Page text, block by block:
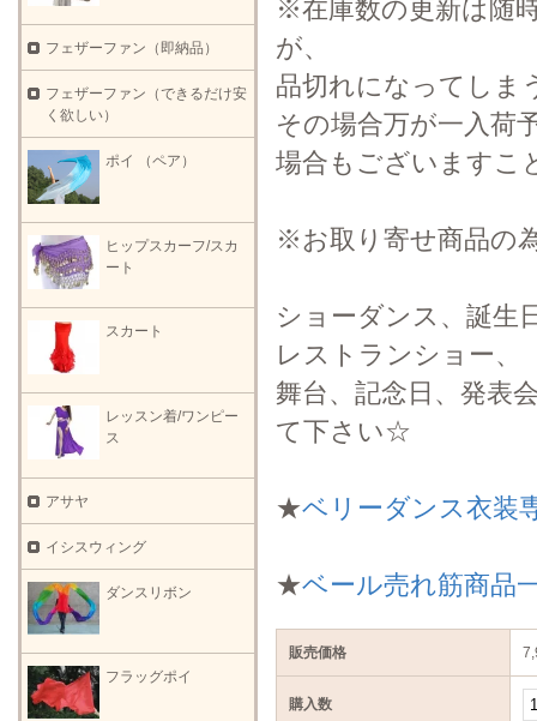
※在庫数の更新は随
が、
品切れになってしま
その場合万が一入荷
場合もございますこ
※お取り寄せ商品の
ショーダンス、誕生
レストランショー、
舞台、記念日、発表
て下さい☆
★ベリーダンス衣装
★ベール売れ筋商品
販売価格
購入数
フェザーファン（即納品）
フェザーファン（できるだけ安
く欲しい）
ポイ （ペア）
ヒップスカーフ/スカ
ート
スカート
レッスン着/ワンピー
ス
アサヤ
イシスウィング
ダンスリボン
フラッグポイ